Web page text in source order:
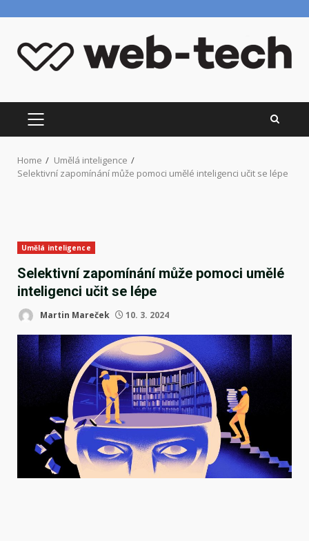
content
PRIMARY
MENU
Home
Umělá inteligence
Selektivní zapomínání může pomoci umělé inteligenci učit se lépe
Umělá inteligence
Selektivní zapomínání může pomoci umělé
inteligenci učit se lépe
Martin Mareček 10. 3. 2024